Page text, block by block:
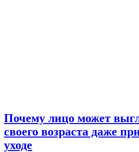
Почему лицо может
своего возраста даже
уходе